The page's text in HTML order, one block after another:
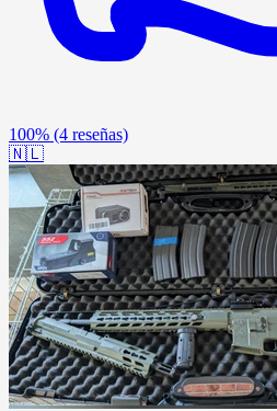
100% (4 reseñas)
🇳🇱